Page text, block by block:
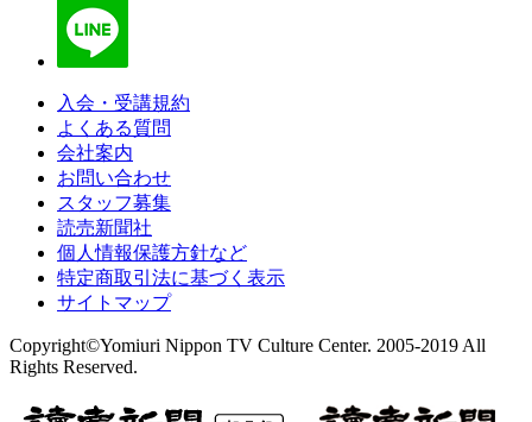
入会・受講規約
よくある質問
会社案内
お問い合わせ
スタッフ募集
読売新聞社
個人情報保護方針など
特定商取引法に基づく表示
サイトマップ
Copyright©Yomiuri Nippon TV Culture Center. 2005-2019 All
Rights Reserved.